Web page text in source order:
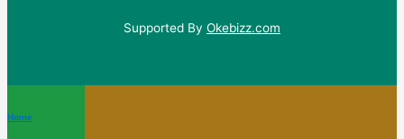
Supported By Okebizz.com
Home